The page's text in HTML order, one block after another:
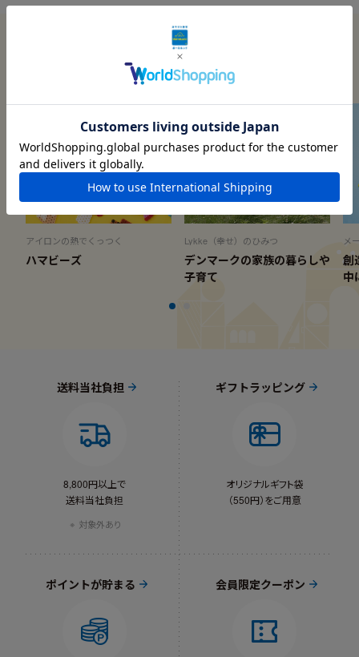
この商品に関連する記事
アイロンの熱でくっつく
ハマビーズ
Lykke（幸せ）のひみつ
デンマークの家族の暮らしや
子育て
メ
創
中
送料当社負担
8,800円以上で
送料当社負担
対象外あり
ギフトラッピング
オリジナルギフト袋
（550円）をご用意
ポイントが貯まる 会員限定クーポン